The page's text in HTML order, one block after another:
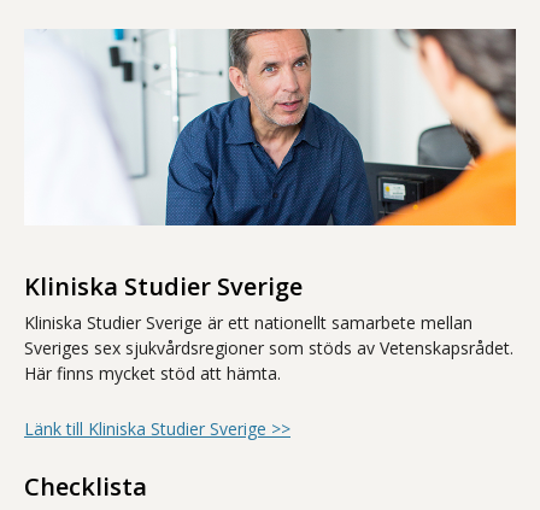
Kliniska Studier Sverige
Kliniska Studier Sverige är ett nationellt samarbete mellan
Sveriges sex sjukvårdsregioner som stöds av Vetenskapsrådet.
Här finns mycket stöd att hämta.
Länk till Kliniska Studier Sverige >>
Checklista